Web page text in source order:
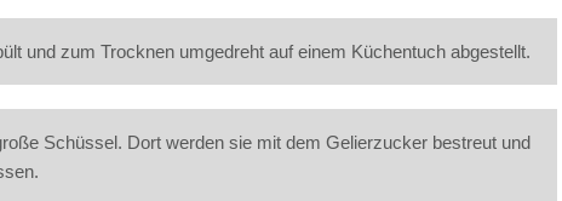
und zum Trocknen umgedreht auf einem Küchentuch abgestellt.
Schüssel. Dort werden sie mit dem Gelierzucker bestreut und